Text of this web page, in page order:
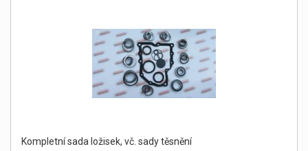
Kompletní sada ložisek, vč. sady těsnění